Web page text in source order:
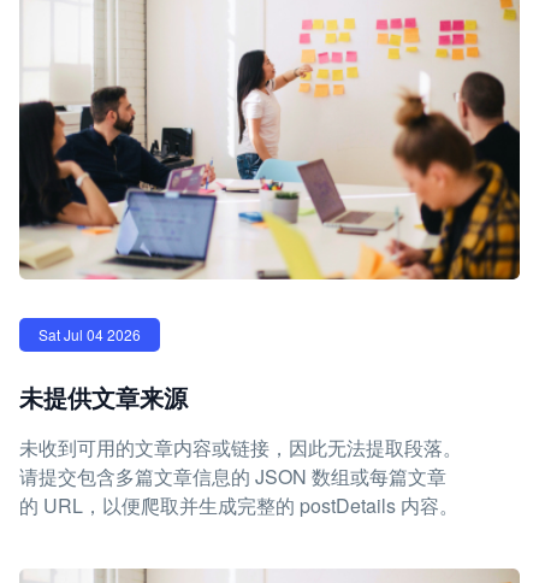
Sat Jul 04 2026
未提供文章来源
未收到可用的文章内容或链接，因此无法提取段落。
请提交包含多篇文章信息的 JSON 数组或每篇文章
的 URL，以便爬取并生成完整的 postDetails 内容。